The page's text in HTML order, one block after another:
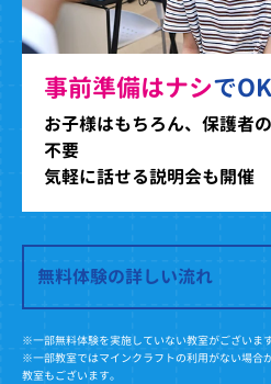
事前準備はナシで
お子様はもちろん、保護者
不要
気軽に話せる説明会も開催
無料体験の詳しい流れ
※一部無料体験を実施していない教室がございます
※一部教室ではマインクラフトの利用がない場合
教室もございます。